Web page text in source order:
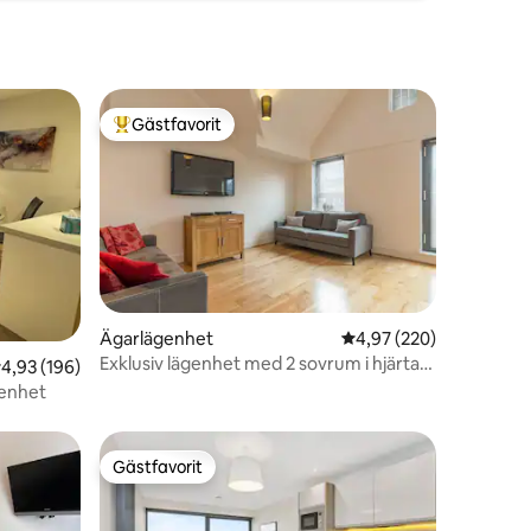
av 5 i genomsnittligt betyg, 196 omdömen
4,93 (196)
Populär gästfavorit
Gästfavorit
Ägarlägenhet 4,97 av 5 i
4,97 (220)
Exklusiv lägenhet med 2 sovrum i hjärtat
Gästfavorit
Gästfavorit